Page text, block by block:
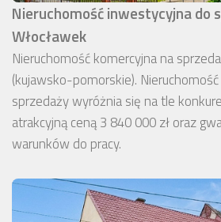
Nieruchomość inwestycyjna do
Włocławek
Nieruchomość komercyjna na
(kujawsko-pomorskie).
sprzedaży wyróżnia się na tle
atrakcyjną ceną 3 840 000 zł oraz
warunków do pracy.